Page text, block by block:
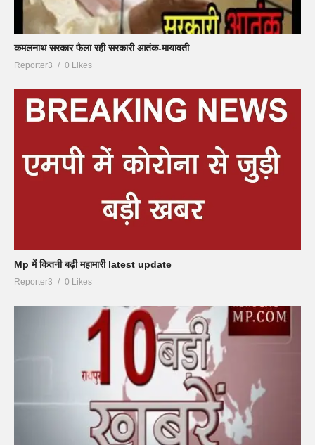
कमलनाथ सरकार फैला रही सरकारी आतंक-मायावती
Reporter3 0 Likes
Mp में कितनी बढ़ी महामारी latest update
Reporter3 0 Likes